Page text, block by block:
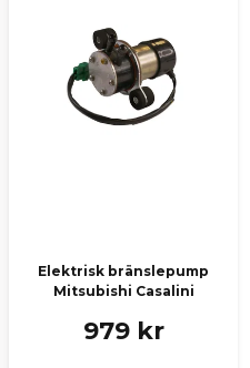
Elektrisk bränslepump
Mitsubishi Casalini
979 kr